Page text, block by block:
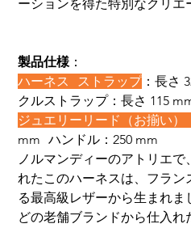
ーションを得た特別なクリエ
製品仕様：
ハーネス ストラップ ：長さ
クルストラップ：長さ 115
ジュエリーリード（お揃い
mm ハンドル：250 mm
ノルマンディーのアトリエ
れたこのハーネスは、フラ
る最高級レザーから生まれ
どの老舗ブランドから仕入